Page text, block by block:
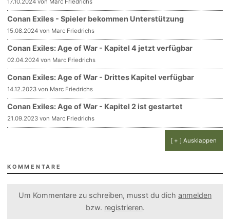
17.10.2024 von Marc Friedrichs
Conan Exiles - Spieler bekommen Unterstützung
15.08.2024 von Marc Friedrichs
Conan Exiles: Age of War - Kapitel 4 jetzt verfügbar
02.04.2024 von Marc Friedrichs
Conan Exiles: Age of War - Drittes Kapitel verfügbar
14.12.2023 von Marc Friedrichs
Conan Exiles: Age of War - Kapitel 2 ist gestartet
21.09.2023 von Marc Friedrichs
[ + ] Ausklappen
KOMMENTARE
Um Kommentare zu schreiben, musst du dich anmelden
bzw. registrieren.